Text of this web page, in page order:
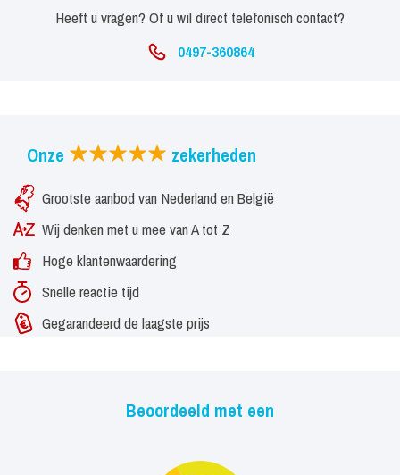
Heeft u vragen? Of u wil direct telefonisch contact?
0497-360864
Onze zekerheden
Grootste aanbod van Nederland en België
Wij denken met u mee van A tot Z
Hoge klantenwaardering
Snelle reactie tijd
Gegarandeerd de laagste prijs
Beoordeeld met een